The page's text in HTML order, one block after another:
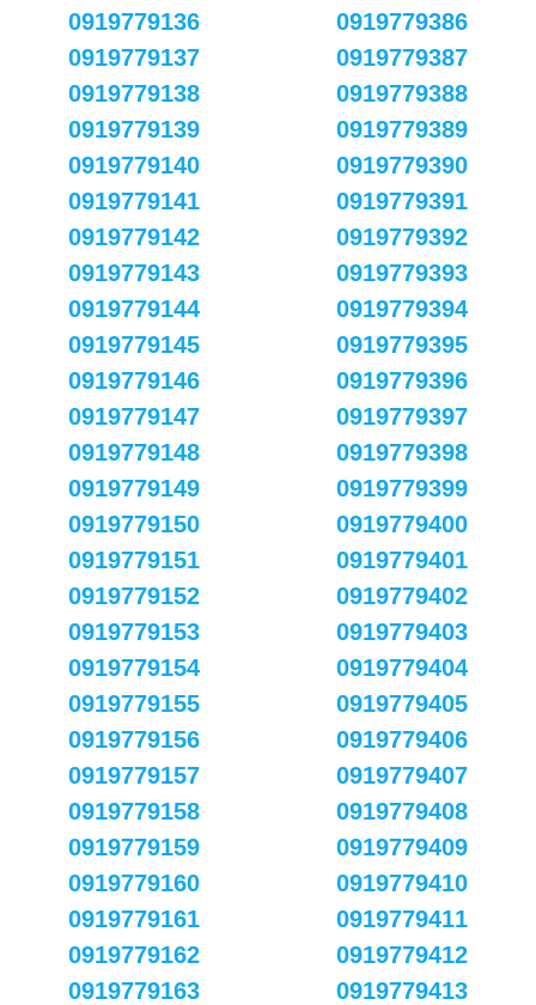
0919779136
0919779137
0919779138
0919779139
0919779140
0919779141
0919779142
0919779143
0919779144
0919779145
0919779146
0919779147
0919779148
0919779149
0919779150
0919779151
0919779152
0919779153
0919779154
0919779155
0919779156
0919779157
0919779158
0919779159
0919779160
0919779161
0919779162
0919779163
0919779386
0919779387
0919779388
0919779389
0919779390
0919779391
0919779392
0919779393
0919779394
0919779395
0919779396
0919779397
0919779398
0919779399
0919779400
0919779401
0919779402
0919779403
0919779404
0919779405
0919779406
0919779407
0919779408
0919779409
0919779410
0919779411
0919779412
0919779413